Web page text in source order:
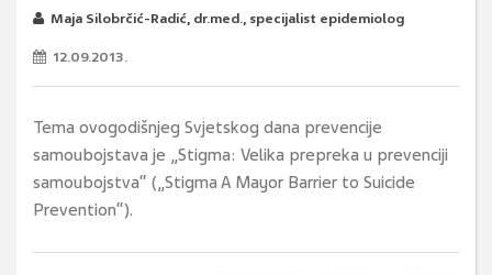
Maja Silobrčić-Radić, dr.med., specijalist epidemiolog
12.09.2013.
Tema ovogodišnjeg Svjetskog dana prevencije
samoubojstava je „Stigma: Velika prepreka u prevenciji
samoubojstva“ („Stigma A Mayor Barrier to Suicide
Prevention“).